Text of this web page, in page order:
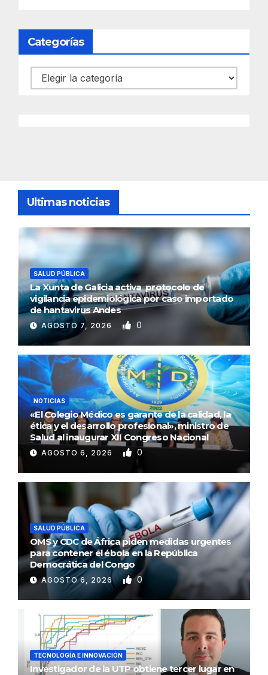
Categorías
Categorías
Ultimas noticias
SALUD PÚBLICA
La Xunta de Galicia activa protocolo de
vigilancia epidemiológica por caso importado
de hantavirus Andes
AGOSTO 7, 2026 0
NOTICIAS
«El Colegio Médico es garante de la calidad, la
ética y el desarrollo profesional», ministro de
Salud al inaugurar XII Congreso Nacional
AGOSTO 6, 2026 0
SALUD PÚBLICA
OMS y CDC de África piden medidas urgentes
para contener el ébola en la República
Democrática del Congo
AGOSTO 6, 2026 0
TECNOLOGÍA E INNOVACIÓN
Investigador de la UTP obtiene tercer lugar en